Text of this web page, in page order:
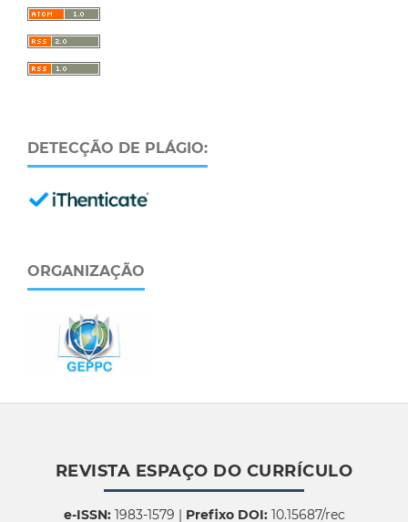
DETECÇÃO DE PLÁGIO:
ORGANIZAÇÃO
REVISTA ESPAÇO DO CURRÍCULO
e-ISSN:1983-1579 | Prefixo DOI:10.15687/rec